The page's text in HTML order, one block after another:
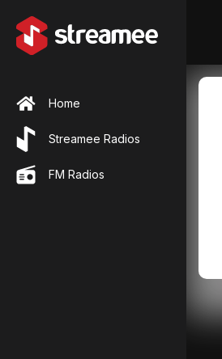
Home
Streamee Radios
FM Radios